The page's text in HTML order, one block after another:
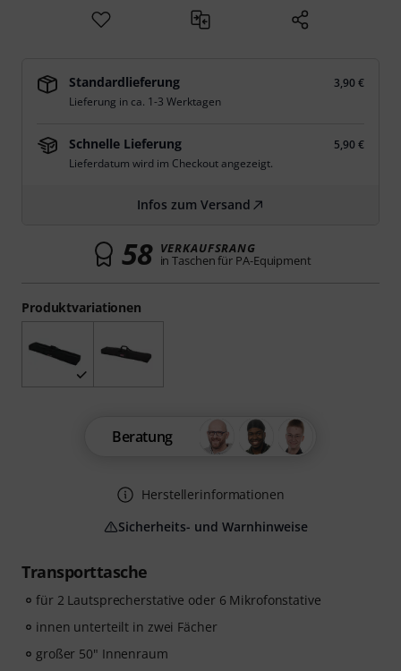
Transporttasche
für 2 Lautsprecherstative oder 6 Mikrofonstative
innen unterteilt in zwei Fächer
großer 50" Innenraum
Produktvariationen
Standardlieferung
3,90 €
Lieferung in ca. 1-3 Werktagen
Schnelle Lieferung
5,90 €
Lieferdatum wird im Checkout angezeigt.
Infos zum Versand
58 VERKAUFSRANG
in Taschen für PA-Equipment
Beratung
Herstellerinformationen
Sicherheits- und Warnhinweise